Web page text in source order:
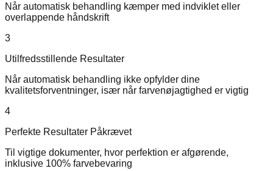
Når automatisk behandling kæmper med indviklet eller
overlappende håndskrift
3
Utilfredsstillende Resultater
Når automatisk behandling ikke opfylder dine
kvalitetsforventninger, især når farvenøjagtighed er vigtig
4
Perfekte Resultater Påkrævet
Til vigtige dokumenter, hvor perfektion er afgørende,
inklusive 100% farvebevaring